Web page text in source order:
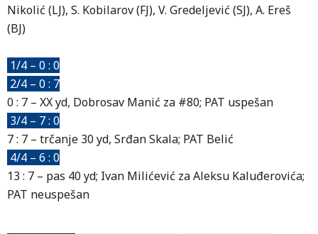
Nikolić (LJ), S. Kobilarov (FJ), V. Gredeljević (SJ), A. Ereš
(BJ)
1/4 – 0 : 0
2/4 – 0 : 7
0 : 7 – XX yd, Dobrosav Manić za #80; PAT uspešan
3/4 – 7 : 0
7 : 7 – trčanje 30 yd, Srđan Skala; PAT Belić
4/4 – 6 : 0
13 : 7 – pas 40 yd; Ivan Milićević za Aleksu Kaluđerovića;
PAT neuspešan